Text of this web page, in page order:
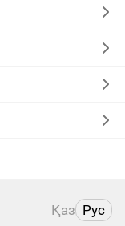
Қаз Рус